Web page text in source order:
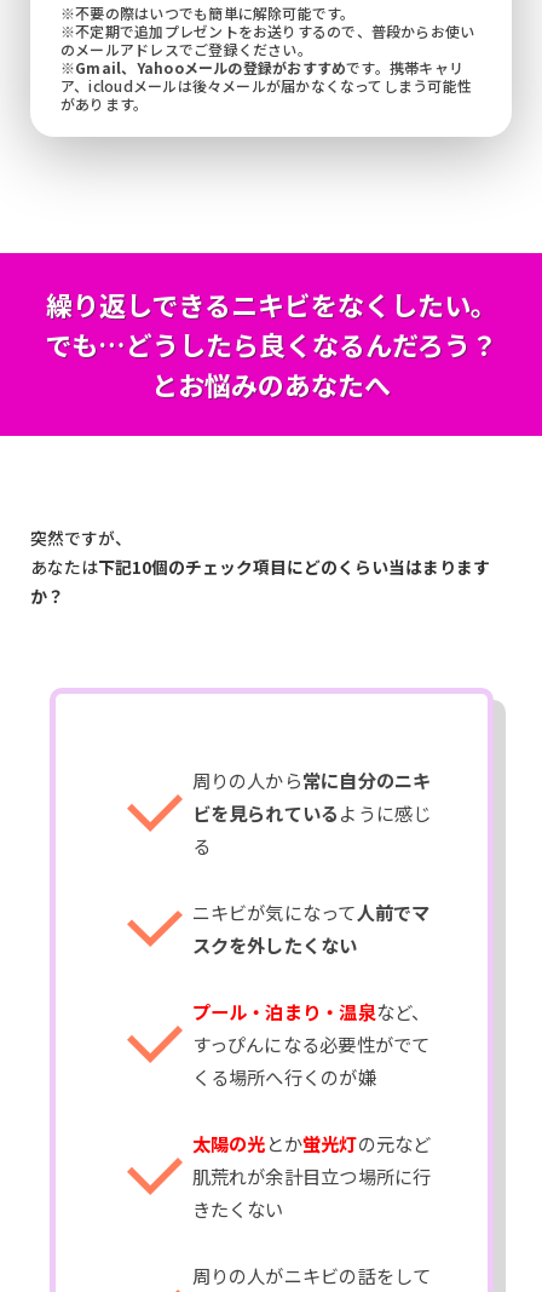
※不要の際はいつでも簡単に解除可能です。
※不定期で追加プレゼントをお送りするので、普段からお使い
のメールアドレスでご登録ください。
※Gmail、Yahooメールの登録がおすすめです。携帯キャリ
ア、icloudメールは後々メールが届かなくなってしまう可能性
があります。
繰り返しできるニキビをなくしたい。
でも…どうしたら良くなるんだろう？
とお悩みのあなたへ
突然ですが、
あなたは下記10個のチェック項目にどのくらい当はまります
か？
周りの人から常に自分のニキ
ビを見られているように感じ
る
ニキビが気になって人前でマ
スクを外したくない
プール・泊まり・温泉など、
すっぴんになる必要性がでて
くる場所へ行くのが嫌
太陽の光とか蛍光灯の元など
肌荒れが余計目立つ場所に行
きたくない
周りの人がニキビの話をして